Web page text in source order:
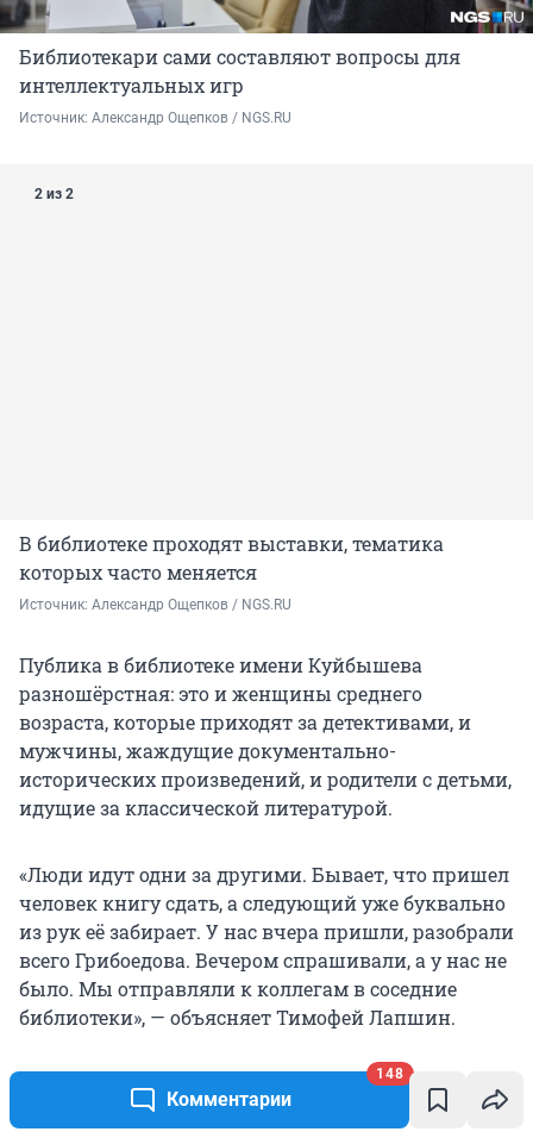
Комментарии
148
Библиотекари сами составляют вопросы для
интеллектуальных игр
Источник: Александр Ощепков / NGS.RU
2 из 2
В библиотеке проходят выставки, тематика
которых часто меняется
Источник: Александр Ощепков / NGS.RU
Публика в библиотеке имени Куйбышева
разношёрстная: это и женщины среднего
возраста, которые приходят за детективами, и
мужчины, жаждущие документально-
исторических произведений, и родители с детьми,
идущие за классической литературой.
«Люди идут одни за другими. Бывает, что пришел
человек книгу сдать, а следующий уже буквально
из рук её забирает. У нас вчера пришли, разобрали
всего Грибоедова. Вечером спрашивали, а у нас не
было. Мы отправляли к коллегам в соседние
библиотеки», — объясняет Тимофей Лапшин.
«Тишины не должно быть в